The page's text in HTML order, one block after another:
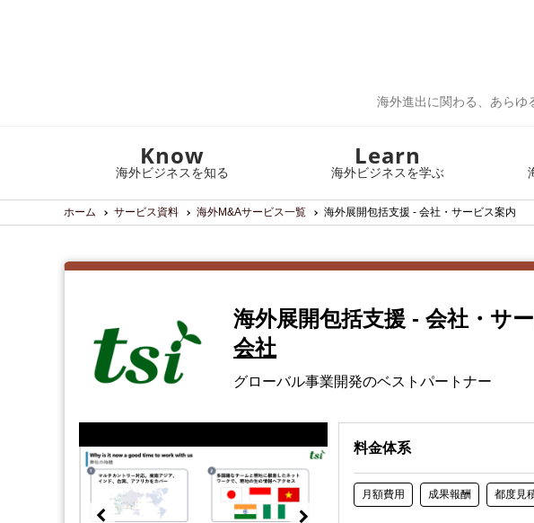
海外進出に関わる、あらゆ
Know
海外ビジネスを知る
Learn
海外ビジネスを学ぶ
ホーム サービス資料 海外M&Aサービス一覧 海外展開包括支援 - 会社・サービス案内
海外展開包括支援 - 会社・サ
会社
グローバル事業開発のベストパートナー
料金体系
月額費用 成果報酬 都度見